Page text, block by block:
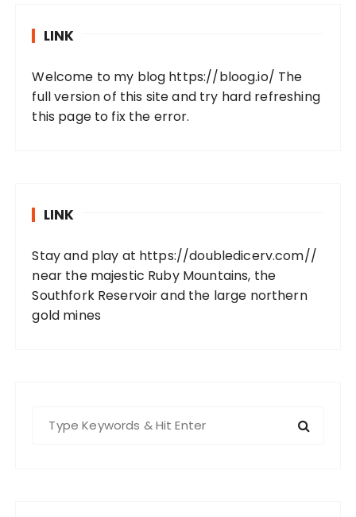
LINK
Welcome to my blog https://bloog.io/ The
full version of this site and try hard refreshing
this page to fix the error.
LINK
Stay and play at https://doubledicerv.com//
near the majestic Ruby Mountains, the
Southfork Reservoir and the large northern
gold mines